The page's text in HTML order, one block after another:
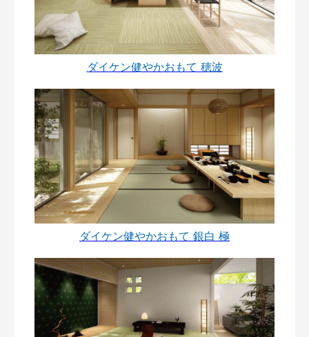
ダイケン健やかおもて 穂波
ダイケン健やかおもて 銀白 極